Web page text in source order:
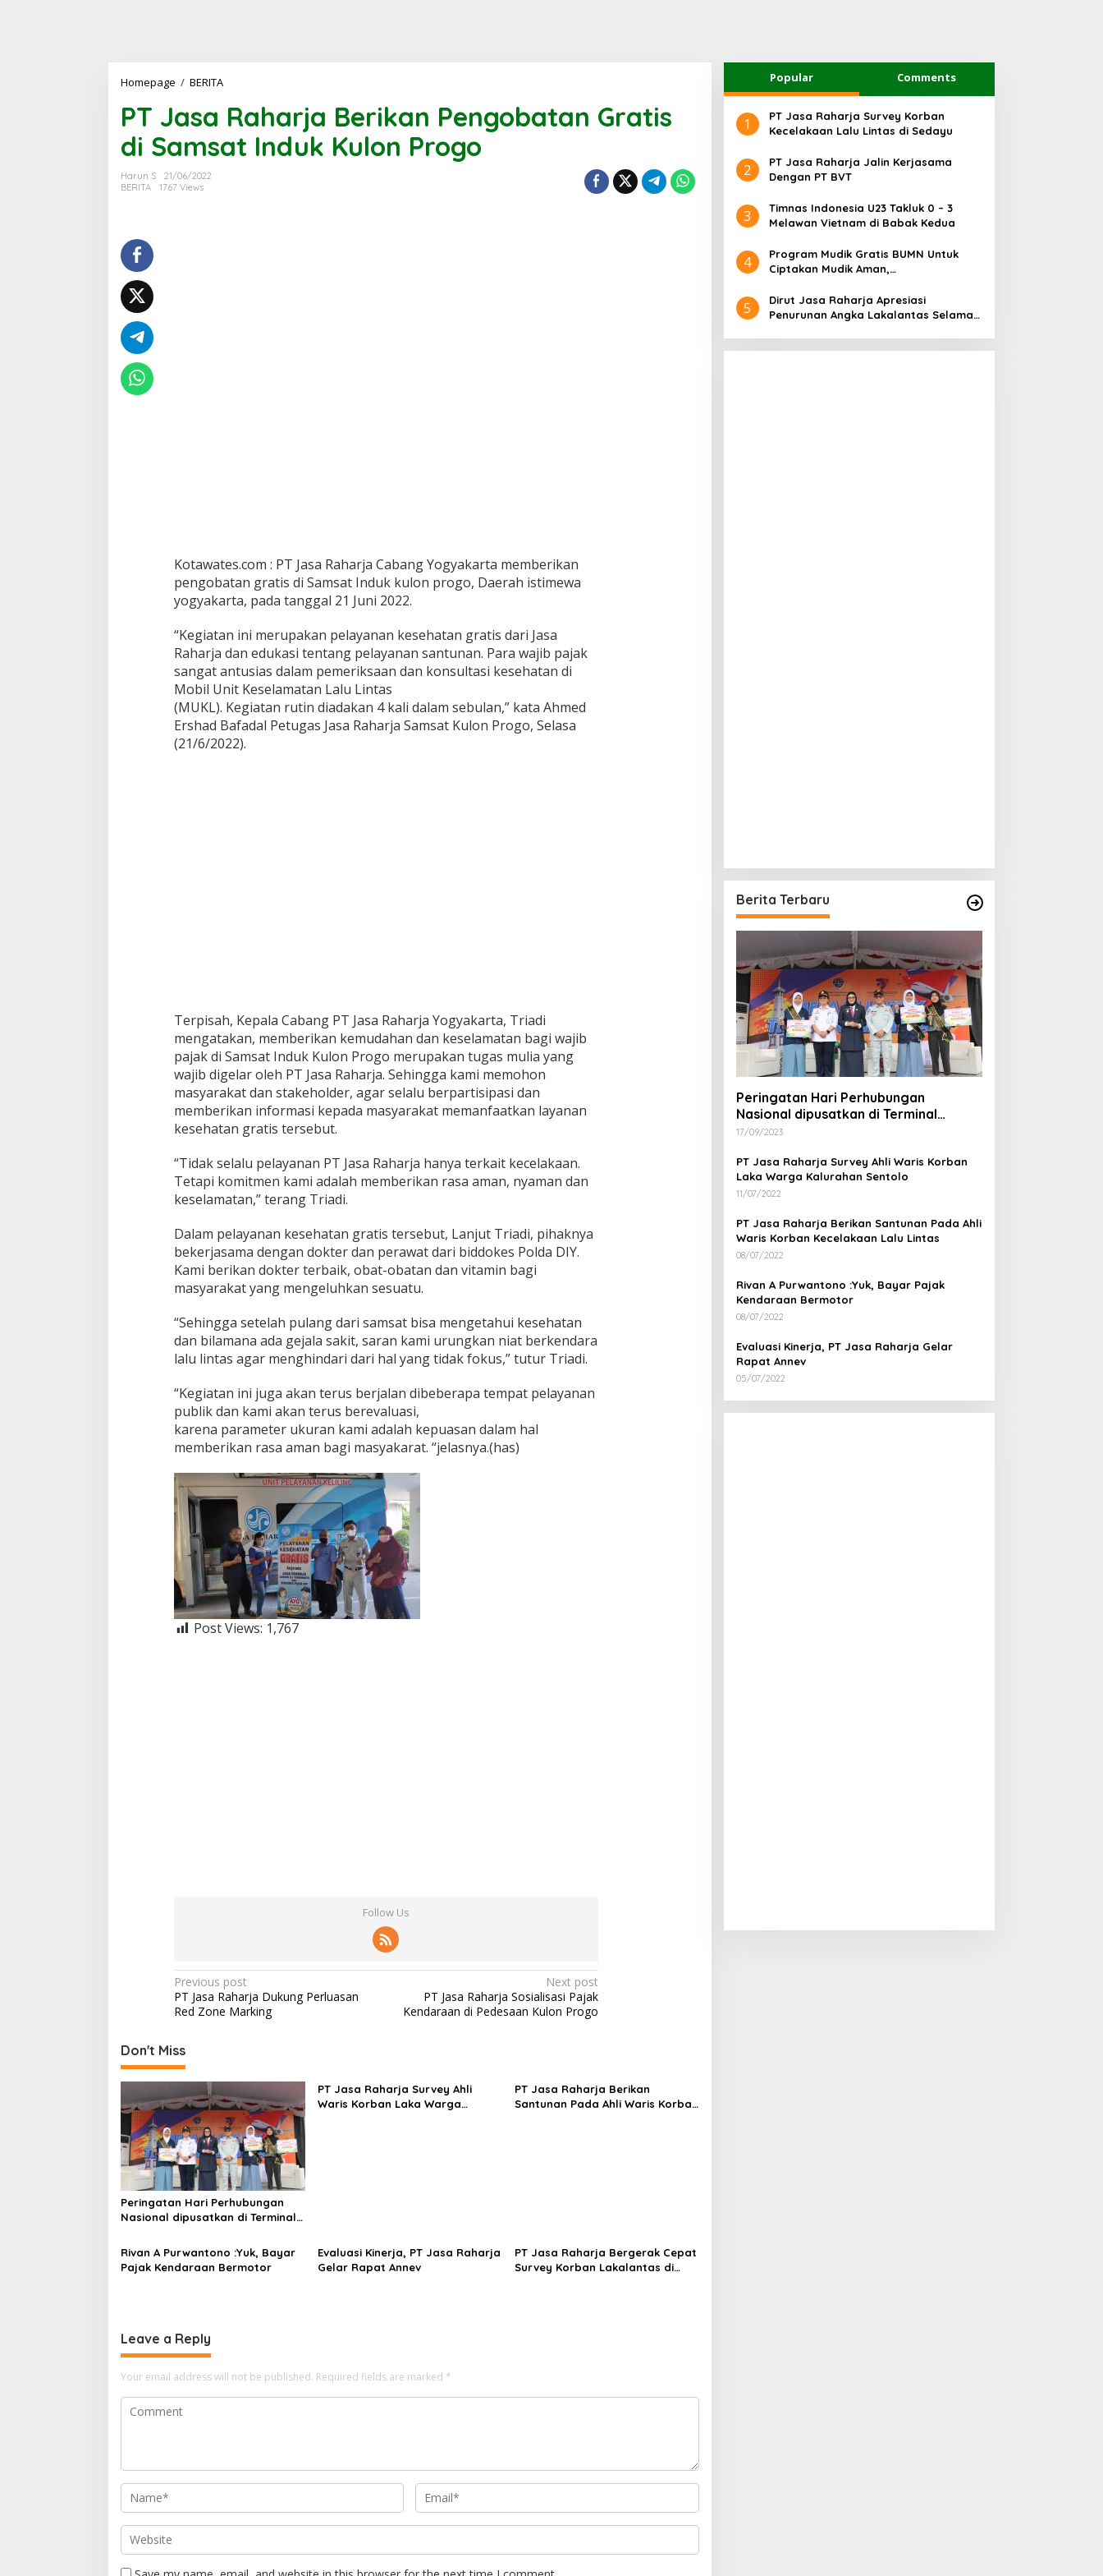
Homepage / BERITAPT
Raharja
Berikan
Pengobatan
Gratis
PT Jasa Raharja Berikan Pengobatan Gratis
di Samsat Induk Kulon Progo
Harun S
21/06/2022
BERITA
1767 Views
Kotawates.com : PT Jasa Raharja Cabang Yogyakarta memberikan
pengobatan gratis di Samsat Induk kulon progo, Daerah istimewa
yogyakarta, pada tanggal 21 Juni 2022.
“Kegiatan ini merupakan pelayanan kesehatan gratis dari Jasa
Raharja dan edukasi tentang pelayanan santunan. Para wajib pajak
sangat antusias dalam pemeriksaan dan konsultasi kesehatan di
Mobil Unit Keselamatan Lalu Lintas
(MUKL). Kegiatan rutin diadakan 4 kali dalam sebulan,” kata Ahmed
Ershad Bafadal Petugas Jasa Raharja Samsat Kulon Progo, Selasa
(21/6/2022).
Terpisah, Kepala Cabang PT Jasa Raharja Yogyakarta, Triadi
mengatakan, memberikan kemudahan dan keselamatan bagi wajib
pajak di Samsat Induk Kulon Progo merupakan tugas mulia yang
wajib digelar oleh PT Jasa Raharja. Sehingga kami memohon
masyarakat dan stakeholder, agar selalu berpartisipasi dan
memberikan informasi kepada masyarakat memanfaatkan layanan
kesehatan gratis tersebut.
“Tidak selalu pelayanan PT Jasa Raharja hanya terkait kecelakaan.
Tetapi komitmen kami adalah memberikan rasa aman, nyaman dan
keselamatan,” terang Triadi.
Dalam pelayanan kesehatan gratis tersebut, Lanjut Triadi, pihaknya
bekerjasama dengan dokter dan perawat dari biddokes Polda DIY.
Kami berikan dokter terbaik, obat-obatan dan vitamin bagi
masyarakat yang mengeluhkan sesuatu.
“Sehingga setelah pulang dari samsat bisa mengetahui kesehatan
dan bilamana ada gejala sakit, saran kami urungkan niat berkendara
lalu lintas agar menghindari dari hal yang tidak fokus,” tutur Triadi.
“Kegiatan ini juga akan terus berjalan dibeberapa tempat pelayanan
publik dan kami akan terus berevaluasi,
karena parameter ukuran kami adalah kepuasan dalam hal
memberikan rasa aman bagi masyakarat. “jelasnya.(has)
Post Views: 1,767
Follow Us
Post
navigation
Previous post
PT Jasa Raharja Dukung Perluasan
Red Zone Marking
Next post
PT Jasa Raharja Sosialisasi Pajak
Kendaraan di Pedesaan Kulon Progo
Don't Miss
Peringatan Hari Perhubungan
Nasional dipusatkan di Terminal
PT Jasa Raharja Survey Ahli
Waris Korban Laka Warga
PT Jasa Raharja Berikan
Santunan Pada Ahli Waris Korban
Rivan A Purwantono :Yuk, Bayar
Pajak Kendaraan Bermotor
Evaluasi Kinerja, PT Jasa Raharja
Gelar Rapat Annev
PT Jasa Raharja Bergerak Cepat
Survey Korban Lakalantas di
Leave a Reply
Your email address will not be published. Required fields are marked *
Popular Comments
1
PT Jasa Raharja Survey Korban
Kecelakaan Lalu Lintas di Sedayu
2
PT Jasa Raharja Jalin Kerjasama
Dengan PT BVT
3
Timnas Indonesia U23 Takluk 0 – 3
Melawan Vietnam di Babak Kedua
4
Program Mudik Gratis BUMN Untuk
Ciptakan Mudik Aman,
5
Dirut Jasa Raharja Apresiasi
Penurunan Angka Lakalantas Selama
Berita Terbaru
Peringatan Hari Perhubungan
Nasional dipusatkan di Terminal
Wates Kulon Progo
17/09/2023
PT Jasa Raharja Survey Ahli Waris Korban
Laka Warga Kalurahan Sentolo
11/07/2022
PT Jasa Raharja Berikan Santunan Pada Ahli
Waris Korban Kecelakaan Lalu Lintas
08/07/2022
Rivan A Purwantono :Yuk, Bayar Pajak
Kendaraan Bermotor
08/07/2022
Evaluasi Kinerja, PT Jasa Raharja Gelar
Rapat Annev
05/07/2022